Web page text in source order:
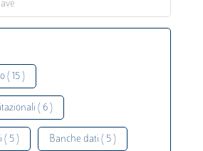
( 15 )
( 6 )
( 5 ) Banche dati ( 5 )